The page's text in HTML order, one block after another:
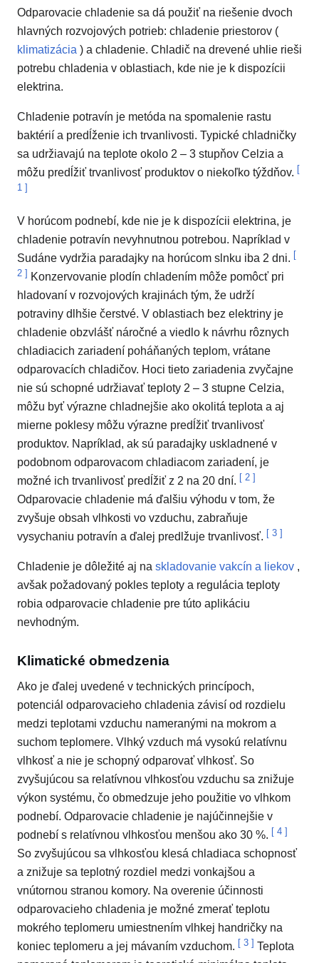
Odparovacie chladenie sa dá použiť na riešenie dvoch
hlavných rozvojových potrieb: chladenie priestorov (
klimatizácia ) a chladenie. Chladič na drevené uhlie rieši
potrebu chladenia v oblastiach, kde nie je k dispozícii
elektrina.
Chladenie potravín je metóda na spomalenie rastu
baktérií a predĺženie ich trvanlivosti. Typické chladničky
sa udržiavajú na teplote okolo 2 – 3 stupňov Celzia a
môžu predĺžiť trvanlivosť produktov o niekoľko týždňov. [
1 ]
V horúcom podnebí, kde nie je k dispozícii elektrina, je
chladenie potravín nevyhnutnou potrebou. Napríklad v
Sudáne vydržia paradajky na horúcom slnku iba 2 dni. [
2 ] Konzervovanie plodín chladením môže pomôcť pri
hladovaní v rozvojových krajinách tým, že udrží
potraviny dlhšie čerstvé. V oblastiach bez elektriny je
chladenie obzvlášť náročné a viedlo k návrhu rôznych
chladiacich zariadení poháňaných teplom, vrátane
odparovacích chladičov. Hoci tieto zariadenia zvyčajne
nie sú schopné udržiavať teploty 2 – 3 stupne Celzia,
môžu byť výrazne chladnejšie ako okolitá teplota a aj
mierne poklesy môžu výrazne predĺžiť trvanlivosť
produktov. Napríklad, ak sú paradajky uskladnené v
podobnom odparovacom chladiacom zariadení, je
možné ich trvanlivosť predĺžiť z 2 na 20 dní. [ 2 ]
Odparovacie chladenie má ďalšiu výhodu v tom, že
zvyšuje obsah vlhkosti vo vzduchu, zabraňuje
vysychaniu potravín a ďalej predlžuje trvanlivosť. [ 3 ]
Chladenie je dôležité aj na skladovanie vakcín a liekov ,
avšak požadovaný pokles teploty a regulácia teploty
robia odparovacie chladenie pre túto aplikáciu
nevhodným.
Klimatické obmedzenia
Ako je ďalej uvedené v technických princípoch,
potenciál odparovacieho chladenia závisí od rozdielu
medzi teplotami vzduchu nameranými na mokrom a
suchom teplomere. Vlhký vzduch má vysokú relatívnu
vlhkosť a nie je schopný odparovať vlhkosť. So
zvyšujúcou sa relatívnou vlhkosťou vzduchu sa znižuje
výkon systému, čo obmedzuje jeho použitie vo vlhkom
podnebí. Odparovacie chladenie je najúčinnejšie v
podnebí s relatívnou vlhkosťou menšou ako 30 %. [ 4 ]
So zvyšujúcou sa vlhkosťou klesá chladiaca schopnosť
a znižuje sa teplotný rozdiel medzi vonkajšou a
vnútornou stranou komory. Na overenie účinnosti
odparovacieho chladenia je možné zmerať teplotu
mokrého teplomeru umiestnením vlhkej handričky na
koniec teplomeru a jej mávaním vzduchom. [ 3 ] Teplota